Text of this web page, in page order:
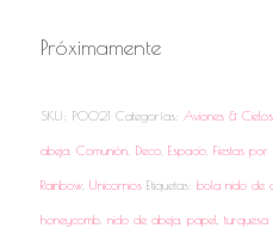
Próximamente
SKU: P0021 Categorías: Aviones & Cielos,
abeja, Comunión, Deco, Espacio, Fiestas por
Rainbow, Unicornios Etiquetas: bola nido de
honeycomb, nido de abeja, papel turquesa